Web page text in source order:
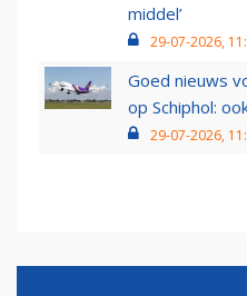
middel’
29-07-2026,
Goed nieuws
op Schiphol:
29-07-2026,